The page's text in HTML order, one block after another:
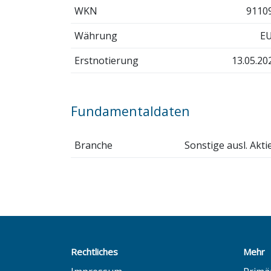
WKN
Währung
Erstnotierung
Fundamentaldaten
Branche Sonstige ausl.
Rechtliches Mehr